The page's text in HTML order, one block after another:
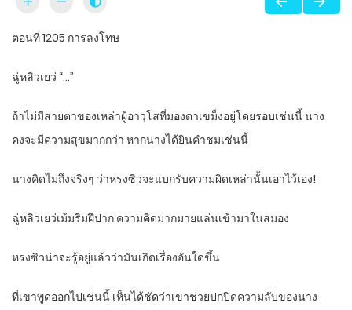
ตอนที่ 1205 การลงโทษ
ฉู่หลิวเยว่ “…”
ถ้าไม่มีสายตาของเหล่าผู้อาวุโสที่มองตาเขม็งอยู่โดยรอบเช่นนี้ นาง
คงจะมีความสุขมากกว่า หากนางได้ยินคำชมเช่นนี้
นางคิดไม่ถึงจริงๆ ว่าหรงซิวจะแบกรับความผิดเหล่านั้นเอาไว้เอง!
ฉู่หลิวเยว่เม้มริมฝีปาก ความคิดมากมายแล่นเข้ามาในสมอง
หรงซิวน่าจะรู้อยู่แล้วว่ามันเกิดเรื่องอันใดขึ้น
ที่เขาพูดออกไปเช่นนี้ เห็นได้ชัดว่าเขาช่วยปกปิดความลับของนาง